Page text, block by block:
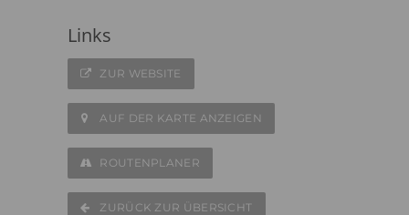
Links
ZUR WEBSITE
AUF DER KARTE ANZEIGEN
ROUTENPLANER
ZURÜCK ZUR ÜBERSICHT